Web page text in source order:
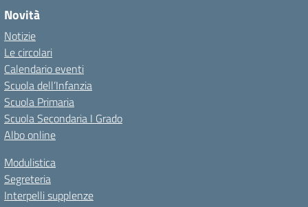
Novità
Notizie
Le circolari
Calendario eventi
Scuola dell’Infanzia
Scuola Primaria
Scuola Secondaria I Grado
Albo online
Modulistica
Segreteria
Interpelli supplenze